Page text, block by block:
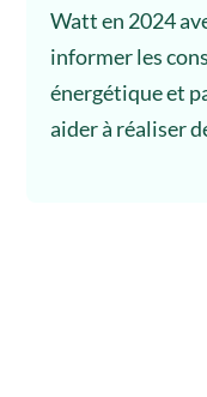
Watt en 2024
informer les
énergétique et
aider à réaliser